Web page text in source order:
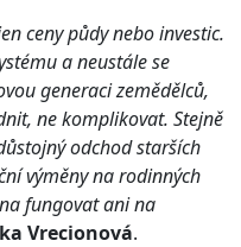
ceny půdy nebo investic.
a neustále se
generaci zemědělců,
ne komplikovat. Stejně
odchod starších
výměny na rodinných
fungovat ani na
Vrecionová.